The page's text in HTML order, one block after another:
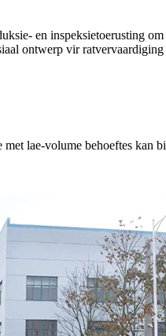
en inspeksietoerusting
ontwerp vir
lae-volume behoeftes kan